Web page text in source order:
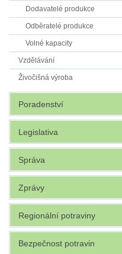
Dodavatelé produkce
Odběratelé produkce
Volné kapacity
Vzdělávání
Živočišná výroba
Poradenství
Legislativa
Správa
Zprávy
Regionální potraviny
Bezpečnost potravin